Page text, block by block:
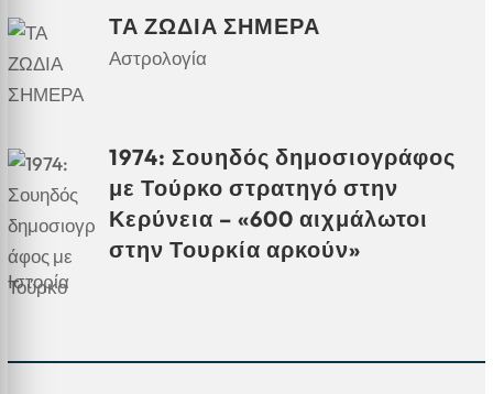
ΤΑ ΖΩΔΙΑ ΣΗΜΕΡΑ
Αστρολογία
1974: Σουηδός δημοσιογράφος
με Τούρκο στρατηγό στην
Κερύνεια – «600 αιχμάλωτοι
στην Τουρκία αρκούν»
Ιστορία